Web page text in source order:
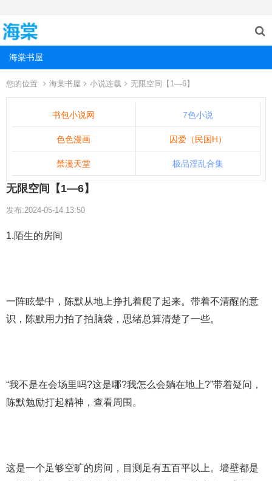
海棠书屋
您的位置 海棠书屋 小说连载 无限空间【1—6】
书包小说网 7色小说
色色漫画 囚爱（民国H）
禁漫天堂 极品淫乱合集
无限空间【1—6】
发布:2024-05-14 13:50
1.陌生的房间
一阵眩晕中，陈默从地上挣扎着爬了起来。带着不清醒的意
识，陈默用力拍了拍脑袋，思绪总算清楚了一些。
“我不是在会场里吗?这是哪?我怎么会躺在地上?”带着疑问，
陈默勉励打起精神，查看周围。
这是一个足够空旷的房间，目测足有五百平以上。墙壁都是